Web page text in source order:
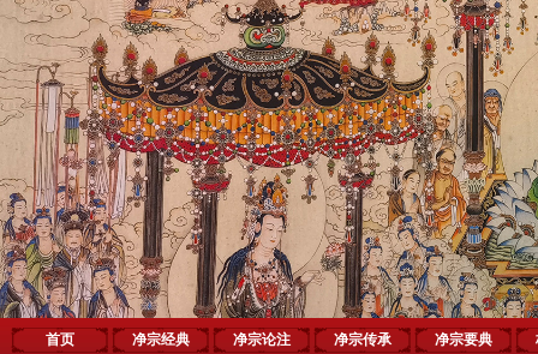
首页 净宗经典 净宗论注 净宗传承 净宗要典